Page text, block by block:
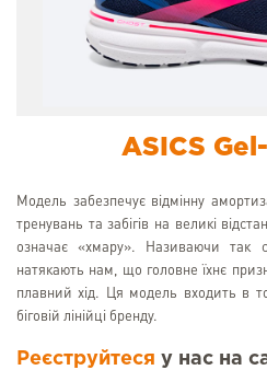
ASICS
Модель забезпечує відмінну
тренувань та забігів на великі
означає «хмару». Називаючи так
натякають нам, що головне їхнє
плавний хід. Ця модель входить в
біговій лінійці бренду.
Реєструйтеся у нас на